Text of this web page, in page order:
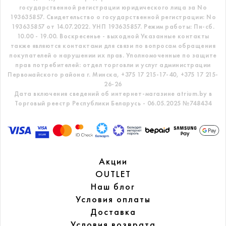
государственной регистрации юридического лица за No
193635857. Свидетельство о государственной регистрации: No
193635857 от 14.07.2022. УНП 193635857. Режим работы: Пн-сб.
10.00 - 19.00. Воскресенье - выходной Указанные контакты
также являются контактами для связи по вопросам обращения
покупателей о нарушении их прав. Уполномоченные по защите
прав потребителей: отдел торговли и услуг администрации
Первомайского района г. Минска, +375 17 215-17-40, +375 17 215-
26-26
Дата включения сведений об интернет-магазине atrium.by в
Торговый реестр Республики Беларусь - 06.05.2025 №748434
Акции
OUTLET
Наш блог
Условия оплаты
Доставка